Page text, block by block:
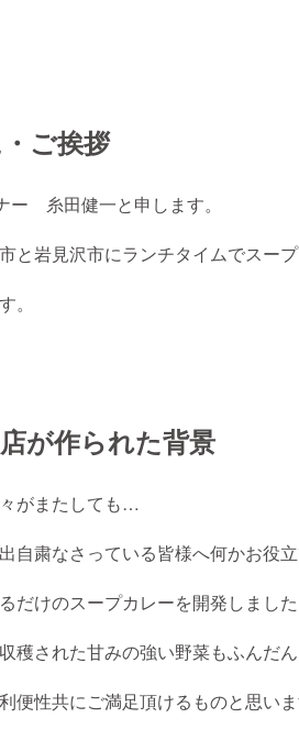
ご挨拶
ー 糸田健一と申します。
と岩見沢市にランチタイムでスー
。
が作られた背景
がまたしても…
自粛なさっている皆様へ何かお役
だけのスープカレーを開発しました
穫された甘みの強い野菜もふんだ
便性共にご満足頂けるものと思いま